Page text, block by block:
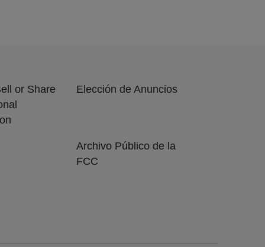
or Share
Elección de Anuncios
Archivo Público de la
FCC